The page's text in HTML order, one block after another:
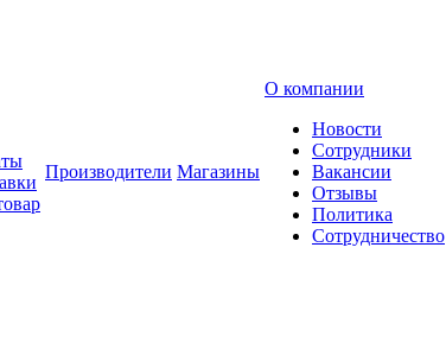
Производители Магазины
О компании
Новости
Сотрудники
Вакансии
Отзывы
Политика
Сотрудничество